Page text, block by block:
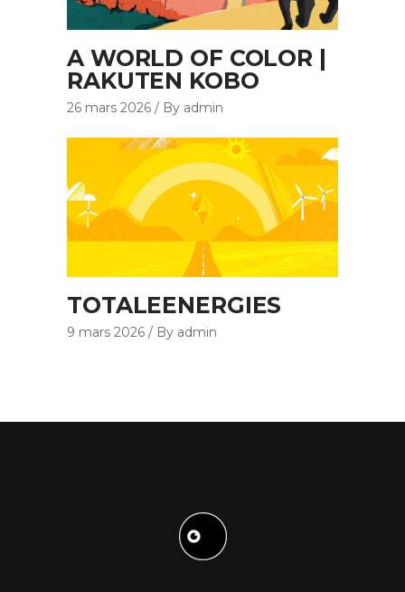
A WORLD OF COLOR |
RAKUTEN KOBO
26 mars 2026 By admin
TOTALEENERGIES
9 mars 2026 By admin